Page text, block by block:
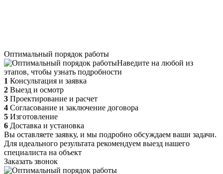
Оптимальный порядок работы
Наведите на любой из
этапов, чтобы узнать подробности
1 Консультация и заявка
2 Выезд и осмотр
3 Проектирование и расчет
4 Согласование и заключение договора
5 Изготовление
6 Доставка и установка
Вы оставляете заявку, и мы подробно обсуждаем ваши задачи.
Для идеального результата рекомендуем выезд нашего
специалиста на объект
Заказать звонок